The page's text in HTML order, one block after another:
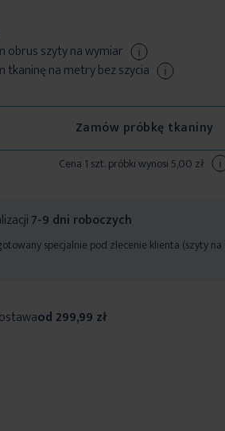
obrus szytyna wymiar
tkaninę na metry bez szycia
Zamów próbkę tkaniny
Cena 1 szt. próbki wynosi 5,00 zł
7-9 dni roboczych
specjalnie pod zlecenie klienta (szyty
od 299,99 zł